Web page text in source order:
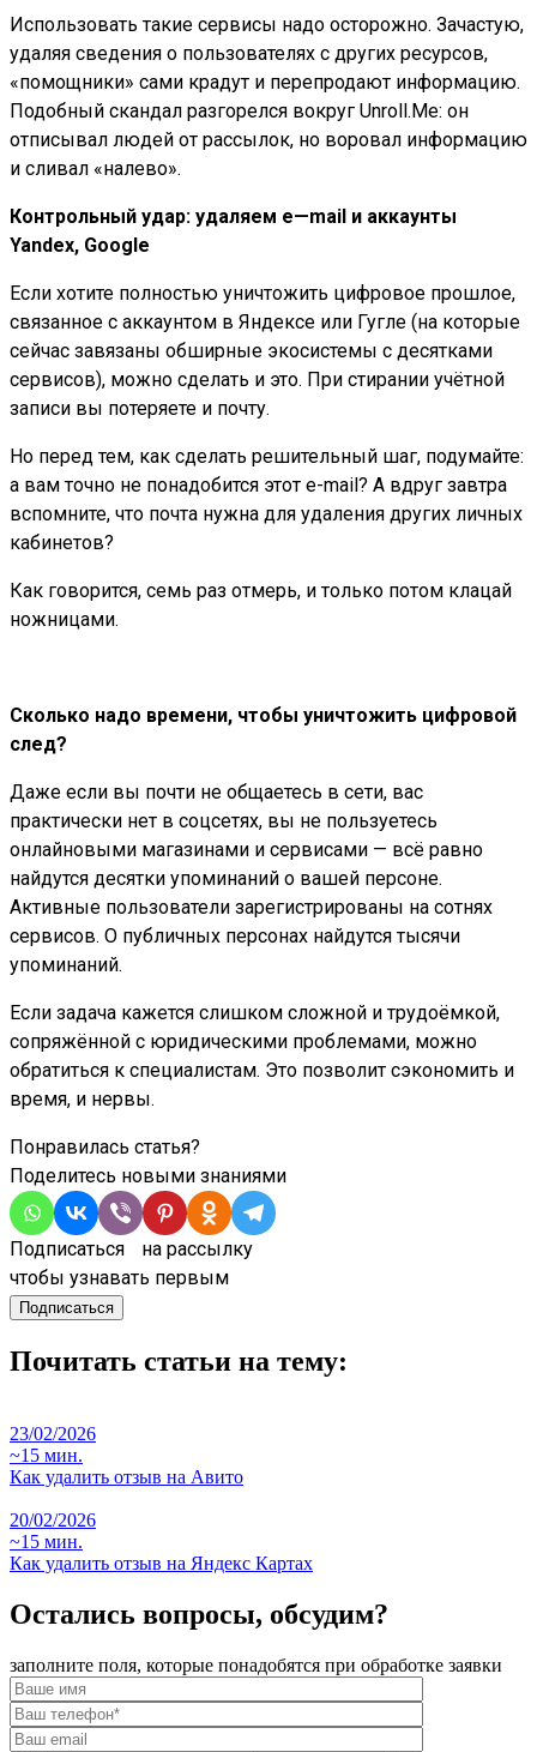
Использовать такие сервисы надо осторожно. Зачастую,
удаляя сведения о пользователях с других ресурсов,
«помощники» сами крадут и перепродают информацию.
Подобный скандал разгорелся вокруг Unroll.Me: он
отписывал людей от рассылок, но воровал информацию
и сливал «налево».
Контрольный удар: удаляем e—mail и аккаунты
Yandex, Google
Если хотите полностью уничтожить цифровое прошлое,
связанное с аккаунтом в Яндексе или Гугле (на которые
сейчас завязаны обширные экосистемы с десятками
сервисов), можно сделать и это. При стирании учётной
записи вы потеряете и почту.
Но перед тем, как сделать решительный шаг, подумайте:
а вам точно не понадобится этот e-mail? А вдруг завтра
вспомните, что почта нужна для удаления других личных
кабинетов?
Как говорится, семь раз отмерь, и только потом клацай
ножницами.
Сколько надо времени, чтобы уничтожить цифровой
след?
Даже если вы почти не общаетесь в сети, вас
практически нет в соцсетях, вы не пользуетесь
онлайновыми магазинами и сервисами — всё равно
найдутся десятки упоминаний о вашей персоне.
Активные пользователи зарегистрированы на сотнях
сервисов. О публичных персонах найдутся тысячи
упоминаний.
Если задача кажется слишком сложной и трудоёмкой,
сопряжённой с юридическими проблемами, можно
обратиться к специалистам. Это позволит сэкономить и
время, и нервы.
Понравилась статья?
Поделитесь новыми знаниями
Подписаться на рассылку
чтобы узнавать первым
Подписаться
Почитать статьи на тему:
23/02/2026
~15 мин.
Как удалить отзыв на Авито
20/02/2026
~15 мин.
Как удалить отзыв на Яндекс Картах
Остались вопросы, обсудим?
заполните поля, которые понадобятся при обработке заявки